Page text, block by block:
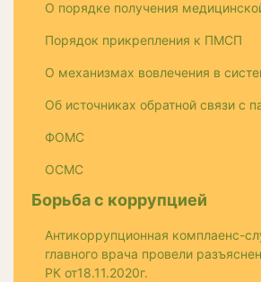
О порядке получения
Порядок прикрепления к ПМСП
О механизмах вовлечения в
Об источниках обратной связи с
ФОМС
ОСМС
Борьба с коррупцией
Антикоррупционная комплаенс-
главного врача провели
РК от18.11.2020г.